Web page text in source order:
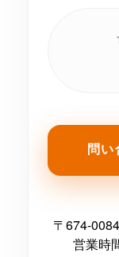
問い
〒674-
営業時